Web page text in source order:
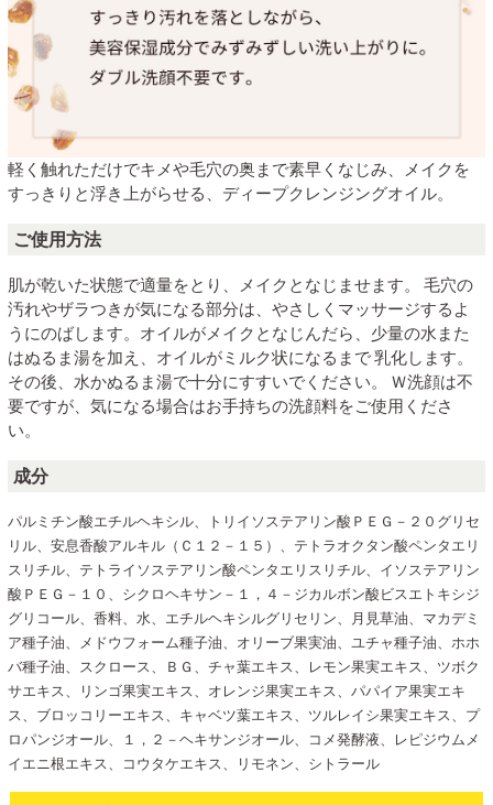
軽く触れただけでキメや毛穴の奥まで素早くなじみ、メイクを
すっきりと浮き上がらせる、ディープクレンジングオイル。
ご使用方法
肌が乾いた状態で適量をとり、メイクとなじませます。 毛穴の
汚れやザラつきが気になる部分は、やさしくマッサージするよ
うにのばします。オイルがメイクとなじんだら、少量の水また
はぬるま湯を加え、オイルがミルク状になるまで 乳化します。
その後、水かぬるま湯で十分にすすいでください。 Ｗ洗顔は不
要ですが、気になる場合はお手持ちの洗顔料をご使用くださ
い。
成分
パルミチン酸エチルヘキシル、トリイソステアリン酸ＰＥＧ－２０グリセ
リル、安息香酸アルキル（Ｃ１２－１５）、テトラオクタン酸ペンタエリ
スリチル、テトライソステアリン酸ペンタエリスリチル、イソステアリン
酸ＰＥＧ－１０、シクロヘキサン－１，４－ジカルボン酸ビスエトキシジ
グリコール、香料、水、エチルヘキシルグリセリン、月見草油、マカデミ
ア種子油、メドウフォーム種子油、オリーブ果実油、ユチャ種子油、ホホ
バ種子油、スクロース、ＢＧ、チャ葉エキス、レモン果実エキス、ツボク
サエキス、リンゴ果実エキス、オレンジ果実エキス、パパイア果実エキ
ス、ブロッコリーエキス、キャベツ葉エキス、ツルレイシ果実エキス、プ
ロパンジオール、１，２－ヘキサンジオール、コメ発酵液、レピジウムメ
イエニ根エキス、コウタケエキス、リモネン、シトラール